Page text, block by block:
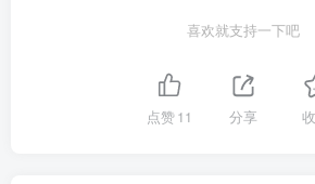
喜欢就支持一下吧
点赞11 分享